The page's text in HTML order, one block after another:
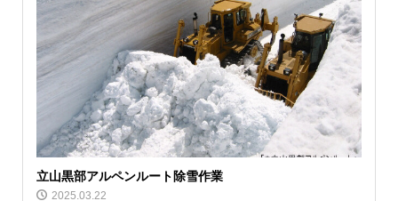
立山黒部アルペンルート除雪作業
2025.03.22